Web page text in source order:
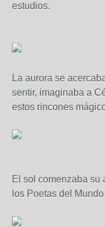
estudios.
La aurora se
sentir, imaginaba a
estos rincones
El sol comenzaba su
los Poetas del